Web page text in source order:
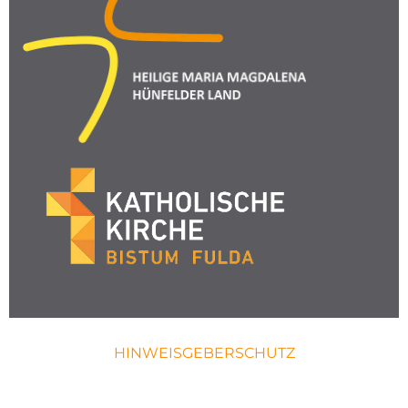
HINWEISGEBERSCHUTZ